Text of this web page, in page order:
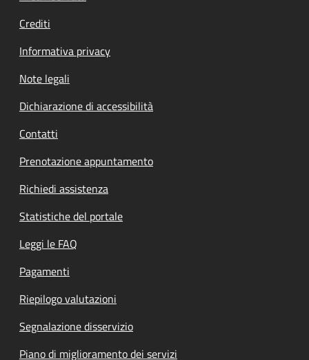
Crediti
Informativa privacy
Note legali
Dichiarazione di accessibilità
Contatti
Prenotazione appuntamento
Richiedi assistenza
Statistiche del portale
Leggi le FAQ
Pagamenti
Riepilogo valutazioni
Segnalazione disservizio
Piano di miglioramento dei servizi